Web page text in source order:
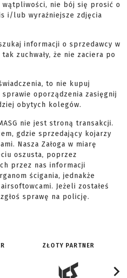
nie bój się prosić o
i/lub wyraźniejsze zdjęcia
informacji o sprzedawcy w
zuchwały, że nie zaciera po
to nie kupuj
sprawie oporządzenia zasięgnij
obytych kolegów.
nie jest stroną transakcji.
gdzie sprzedający kojarzy
Nasza Załoga w miarę
oszusta, poprzez
przez nas informacji
ścigania, jednakże
Jeżeli zostałeś
sprawę na policję.
ZŁOTY PARTNER